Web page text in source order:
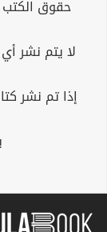
حقوق الكتب
لا يتم نشر
إذا تم نشر